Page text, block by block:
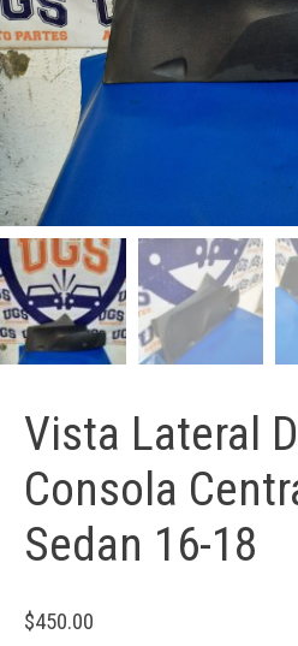
Vista Lateral
Consola
Sedan 16-18
$450.00